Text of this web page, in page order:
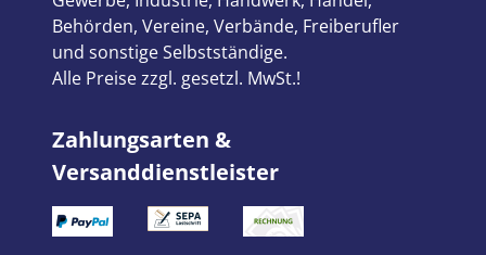
Behörden, Vereine, Verbände, Freiberufler
und sonstige Selbstständige.
Alle Preise zzgl. gesetzl. MwSt.!
Zahlungsarten &
Versanddienstleister